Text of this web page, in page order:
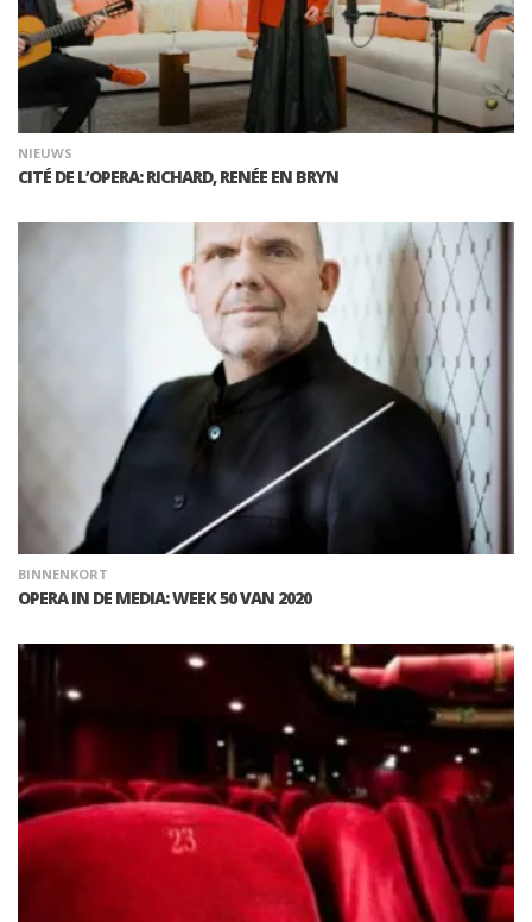
NIEUWS
CITÉ DE L’OPERA: RICHARD, RENÉE EN BRYN
BINNENKORT
OPERA IN DE MEDIA: WEEK 50 VAN 2020